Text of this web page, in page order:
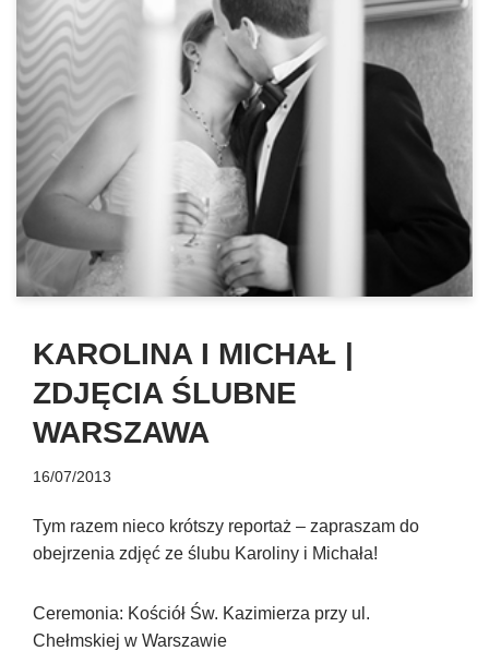
KAROLINA I MICHAŁ |
ZDJĘCIA ŚLUBNE
WARSZAWA
16/07/2013
Tym razem nieco krótszy reportaż – zapraszam do
obejrzenia zdjęć ze ślubu Karoliny i Michała!
Ceremonia: Kościół Św. Kazimierza przy ul.
Chełmskiej w Warszawie